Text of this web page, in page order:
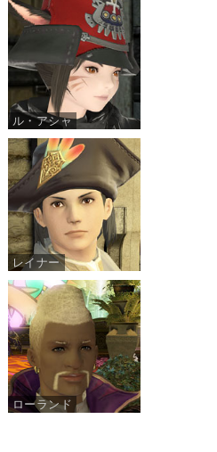
ル・アシャ
レイナー
ローランド